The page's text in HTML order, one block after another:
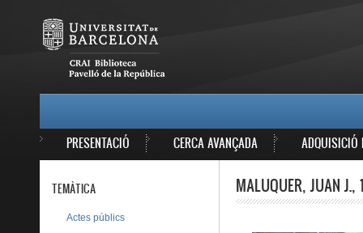
PRESENTACIÓ CERCA AVANÇADA ADQUISICIÓ
MALUQUER, JUAN J.,
TEMÀTICA
Actes públics